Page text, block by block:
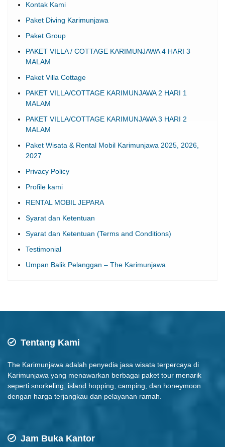
Kontak Kami
Paket Diving Karimunjawa
Paket Group
PAKET VILLA / COTTAGE KARIMUNJAWA 4 HARI 3
MALAM
Paket Villa Cottage
PAKET VILLA/COTTAGE KARIMUNJAWA 2 HARI 1
MALAM
PAKET VILLA/COTTAGE KARIMUNJAWA 3 HARI 2
MALAM
Paket Wisata & Rental Mobil Karimunjawa 2025, 2026,
2027
Privacy Policy
Profile kami
RENTAL MOBIL JEPARA
Syarat dan Ketentuan
Syarat dan Ketentuan (Terms and Conditions)
Testimonial
Umpan Balik Pelanggan – The Karimunjawa
Tentang Kami
The Karimunjawa adalah penyedia jasa wisata terpercaya di
Karimunjawa yang menawarkan berbagai paket tour menarik
seperti snorkeling, island hopping, camping, dan honeymoon
dengan harga terjangkau dan pelayanan ramah.
Jam Buka Kantor